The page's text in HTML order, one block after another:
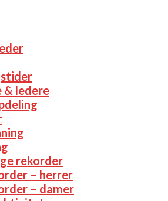
& ledere
rekorder
– herrer
– damer